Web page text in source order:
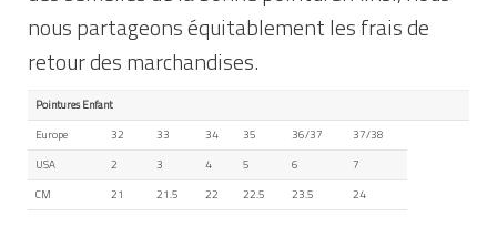
nous partageons équitablement les frais de
retour des marchandises.
Pointures Enfant
Europe
32 33 34 35 36/37
37/38
USA
2 3 4 5 6
7
CM
21 21.5 22 22.5 23.5 24